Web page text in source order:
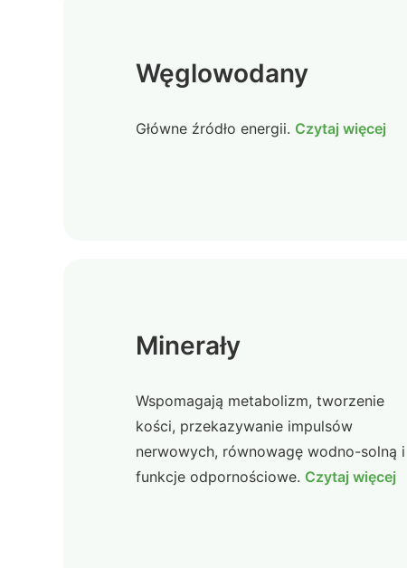
Węglowodany
Główne źródło energii. Czytaj więcej
Minerały
Wspomagają metabolizm, tworzenie
kości, przekazywanie impulsów
nerwowych, równowagę wodno-solną i
funkcje odpornościowe. Czytaj więcej